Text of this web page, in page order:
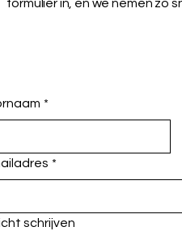
formulier in, en we nemen zo
*
*
schrijven